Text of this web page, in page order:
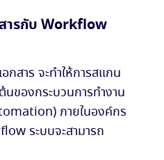
ารกับ Workflow
สาร จะทำให้การสแกน
นของกระบวนการทำงาน
ภายในองค์กร
ระบบจะสามารถ